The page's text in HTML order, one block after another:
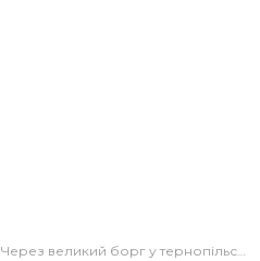
Через великий борг у тернопільського підприємця відібрали позашляховик Hummer